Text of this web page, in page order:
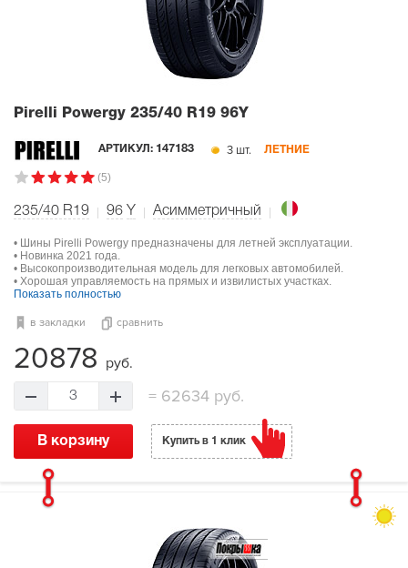
Pirelli Powergy 235/40 R19 96Y
АРТИКУЛ: 147183 3 шт. ЛЕТНИЕ
(5)
235/40 R19 96 Y Асимметричный
• Шины Pirelli Powergy предназначены для летней эксплуатации.
• Новинка 2021 года.
• Высокопроизводительная модель для легковых автомобилей.
• Хорошая управляемость на прямых и извилистых участках.
Показать полностью
в закладки сравнить
20878 руб.
3 = 62634 руб.
В корзину Купить в 1 клик